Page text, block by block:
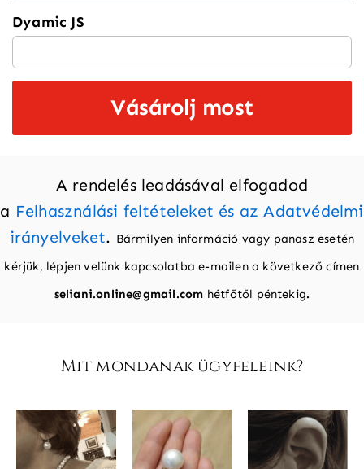
Dyamic JS
Vásárolj most
A rendelés leadásával elfogadod
a Felhasználási feltételeket és az Adatvédelmi
irányelveket. Bármilyen információ vagy panasz esetén
kérjük, lépjen velünk kapcsolatba e-mailen a következő címen
seliani.online@gmail.com hétfőtől péntekig.
Mit mondanak ügyfeleink?